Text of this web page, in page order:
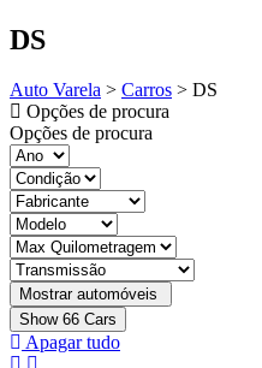
DS
Auto Varela > Carros > DS
Opções de procura
Opções de procura
Show 66 Cars
Apagar tudo